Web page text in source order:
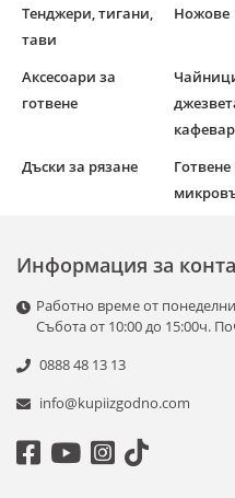
Тенджери, тигани,
тави
Ножове
Аксесоари за
готвене
Дъски за рязане
Готвене
Информация за
Работно време от
Събота от 10:00 до 15:00ч.
0888 48 13 13
info@kupiizgodno.com